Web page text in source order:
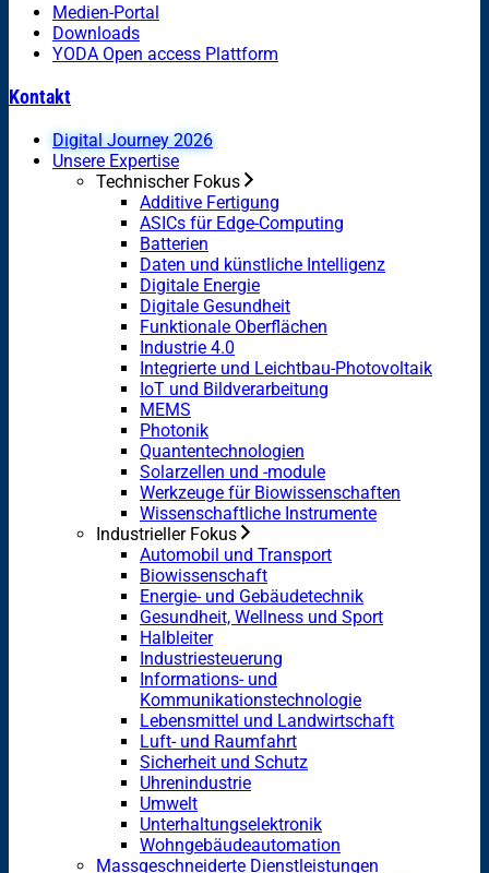
Medien-Portal
Downloads
YODA Open access Plattform
Kontakt
Digital Journey 2026
Unsere Expertise
Technischer Fokus
Additive Fertigung
ASICs für Edge-Computing
Batterien
Daten und künstliche Intelligenz
Digitale Energie
Digitale Gesundheit
Funktionale Oberflächen
Industrie 4.0
Integrierte und Leichtbau-Photovoltaik
IoT und Bildverarbeitung
MEMS
Photonik
Quantentechnologien
Solarzellen und -module
Werkzeuge für Biowissenschaften
Wissenschaftliche Instrumente
Industrieller Fokus
Automobil und Transport
Biowissenschaft
Energie- und Gebäudetechnik
Gesundheit, Wellness und Sport
Halbleiter
Industriesteuerung
Informations- und
Kommunikationstechnologie
Lebensmittel und Landwirtschaft
Luft- und Raumfahrt
Sicherheit und Schutz
Uhrenindustrie
Umwelt
Unterhaltungselektronik
Wohngebäudeautomation
Massgeschneiderte Dienstleistungen